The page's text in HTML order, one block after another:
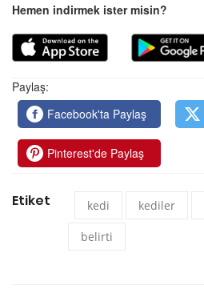
Hemen indirmek ister misin?
Paylaş:
Facebook'ta Paylaş
Pinterest'de Paylaş
Etiket kedi kediler
belirti